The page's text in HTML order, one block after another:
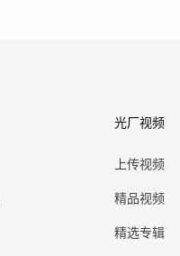
光厂视频
上传视频
精品视频
精选专辑